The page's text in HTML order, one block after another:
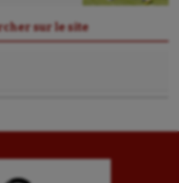
sur le site